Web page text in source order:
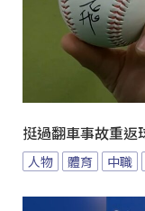
挺過翻車事故重返
人物 體育 中職